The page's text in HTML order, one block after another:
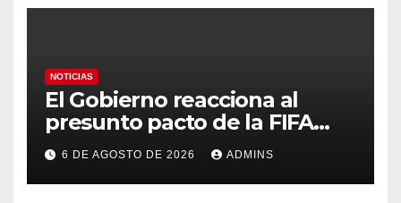
NOTICIAS
El Gobierno reacciona al
presunto pacto de la FIFA
con Marruecos para acoger la
final del Mundial 2030:
«Tiene que ser en España»
6 DE AGOSTO DE 2026 ADMINS